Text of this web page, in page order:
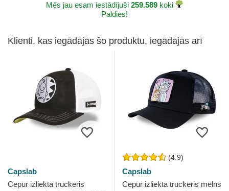
Mēs jau esam iestādījuši 259.589 koki
Paldies!
Klienti, kas iegādājās šo produktu, iegādājās arī
Capslab
Cepur izliekta truckeris
(4.9)
Capslab
Cepur izliekta truckeris melns